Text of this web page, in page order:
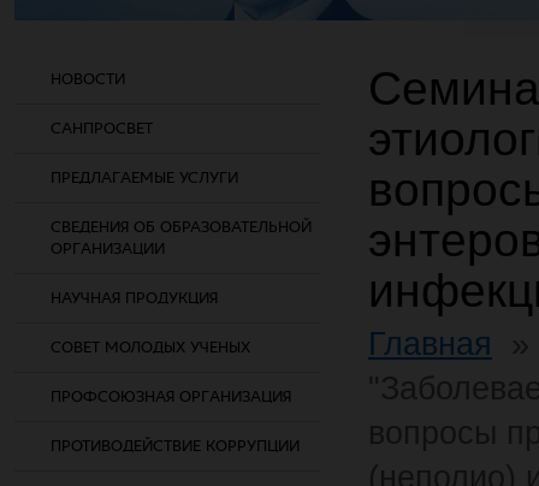
НОВОСТИ
САНПРОСВЕТ
ПРЕДЛАГАЕМЫЕ УСЛУГИ
СВЕДЕНИЯ ОБ ОБРАЗОВАТЕЛЬНОЙ
ОРГАНИЗАЦИИ
НАУЧНАЯ ПРОДУКЦИЯ
СОВЕТ МОЛОДЫХ УЧЕНЫХ
ПРОФСОЮЗНАЯ ОРГАНИЗАЦИЯ
ПРОТИВОДЕЙСТВИЕ КОРРУПЦИИ
Главная